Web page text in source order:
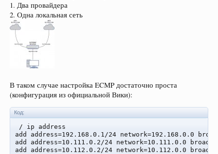
1. Два провайдера
2. Одна локальная сеть
В таком случае настройка ECMP достаточно проста
(конфигурация из официальной Вики):
Код:
/ ip address
add address=192.168.0.1/24 network=192.168.0.0
add address=10.111.0.2/24 network=10.111.0.0
add address=10.112.0.2/24 network=10.112.0.0